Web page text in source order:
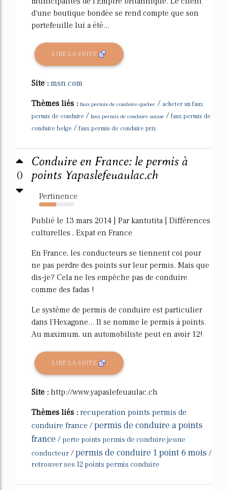
d'une boutique bondée se rend compte que son
portefeuille lui a été...
LIRE LA SUITE
Site : msn.com
Thèmes liés : faux permis de conduire quebec / acheter un faux
permis de conduire / faux permis de conduire suisse / faux permis de
conduire belge / faux permis de conduire prix
0
Conduire en France: le permis à
points Yapaslefeuaulac.ch
Pertinence
49%
Publié le 13 mars 2014 | Par kantutita | Différences
culturelles , Expat en France
En France, les conducteurs se tiennent coi pour
ne pas perdre des points sur leur permis. Mais que
dis-je? Cela ne les empêche pas de conduire
comme des fadas !
Le système de permis de conduire est particulier
dans l'Hexagone... Il se nomme le permis à points.
Au maximum, un automobiliste peut en avoir 12!
LIRE LA SUITE
Site : http://www.yapaslefeuaulac.ch
Thèmes liés : recuperation points permis de
conduire france /permis de conduire a points
france / perte points permis de conduire jeune
conducteur /permis de conduire 1 point 6 mois /
retrouver ses 12 points permis conduire